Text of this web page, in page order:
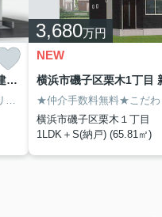
横浜市金沢区富岡東1丁目 新築戸建て【仲介手数料無料】 1号棟
3,680万円
NEW
横浜市磯子区栗木１丁目
1LDK＋S(納戸) (65.81㎡)